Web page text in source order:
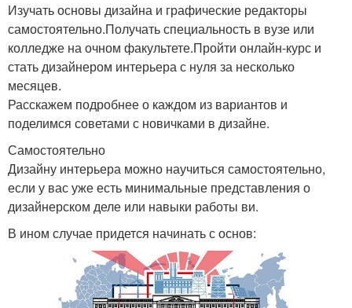
Изучать основы дизайна и графические редакторы
самостоятельно.Получать специальность в вузе или
колледже на очном факультете.Пройти онлайн-курс и
стать дизайнером интерьера с нуля за несколько
месяцев.
Расскажем подробнее о каждом из вариантов и
поделимся советами с новичками в дизайне.
Самостоятельно
Дизайну интерьера можно научиться самостоятельно,
если у вас уже есть минимальные представления о
дизайнерском деле или навыки работы ви.
В ином случае придется начинать с основ: